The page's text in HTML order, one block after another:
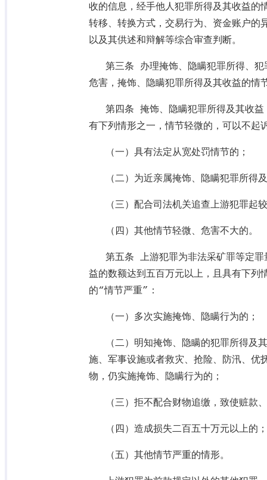
收的信息，经手他人犯罪所得及其收益的
转移、转换方式，交易行为、资金账户的
以及其供述和辩解等综合审查判断。
第三条 办理掩饰、隐瞒犯罪所得、
危害，掩饰、隐瞒犯罪所得及其收益的情
第四条 掩饰、隐瞒犯罪所得及其收
有下列情形之一，情节轻微的，可以不起
（一）具有法定从宽处罚情节的；
（二）为近亲属掩饰、隐瞒犯罪所得
（三）配合司法机关追查上游犯罪起
（四）其他情节轻微、危害不大的。
第五条 上游犯罪为非法采矿罪等定
益的数额达到五百万元以上，且具有下列
的“情节严重”：
（一）多次实施掩饰、隐瞒行为的；
（二）明知掩饰、隐瞒的犯罪所得及
施、军事设施或者救灾、抢险、防汛、优
物，仍实施掩饰、隐瞒行为的；
（三）拒不配合财物追缴，致使赃款
（四）造成损失二百五十万元以上的；
（五）其他情节严重的情形。